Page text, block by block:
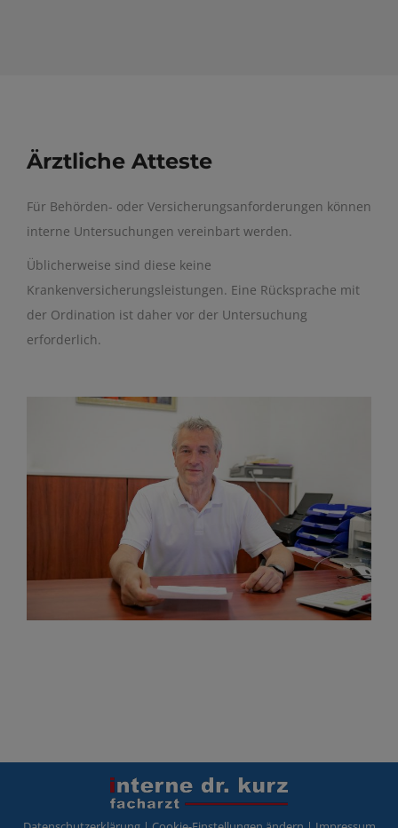
Ärztliche Atteste
Für Behörden- oder Versicherungsanforderungen können
interne Untersuchungen vereinbart werden.
Üblicherweise sind diese keine
Krankenversicherungsleistungen. Eine Rücksprache mit
der Ordination ist daher vor der Untersuchung
erforderlich.